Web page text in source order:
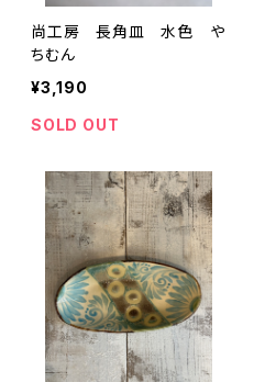
尚工房 長角皿 水色 や
ちむん
¥3,190
SOLD OUT